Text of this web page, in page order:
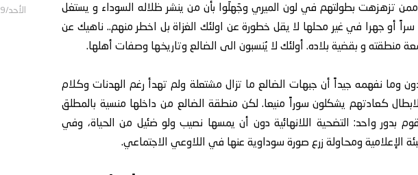
ممن تزهزهت بطولتهم في لون الميري وجَهلَوا بأن من ينشر ظلاله السوداء و يستغل
أو جهرا في غير محلها لا يقل خطورة عن اولئك الغزاة بل اخطر منهم.. ناهيك عن
منطقته و بقضية بلاده. أولئك لا يُنسبون الى الضالع وتاريخها وصفات أهلها.
وما نفهمه جيداً أن جبهات الضالع ما تزال مشتعلة ولم تهدأ رغم الهدنات وكلام
كعادتهم يشكلون سوراً منيعا. لكن منطقة الضالع من داخلها منسية بالمطلق
بدور واحد: التضحية اللانهائية دون أن يمسها نصيب ولو ضئيل من الحياة، وفي
الإعلامية ومحاولة زرع صورة سوداوية عنها في اللاوعي الاجتماعي.
الأحد/09/أغسطس/2026 - 10:06 ص